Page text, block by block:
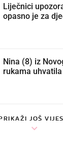
Liječnici
opasno je za
Nina (8) iz
rukama
JOŠ